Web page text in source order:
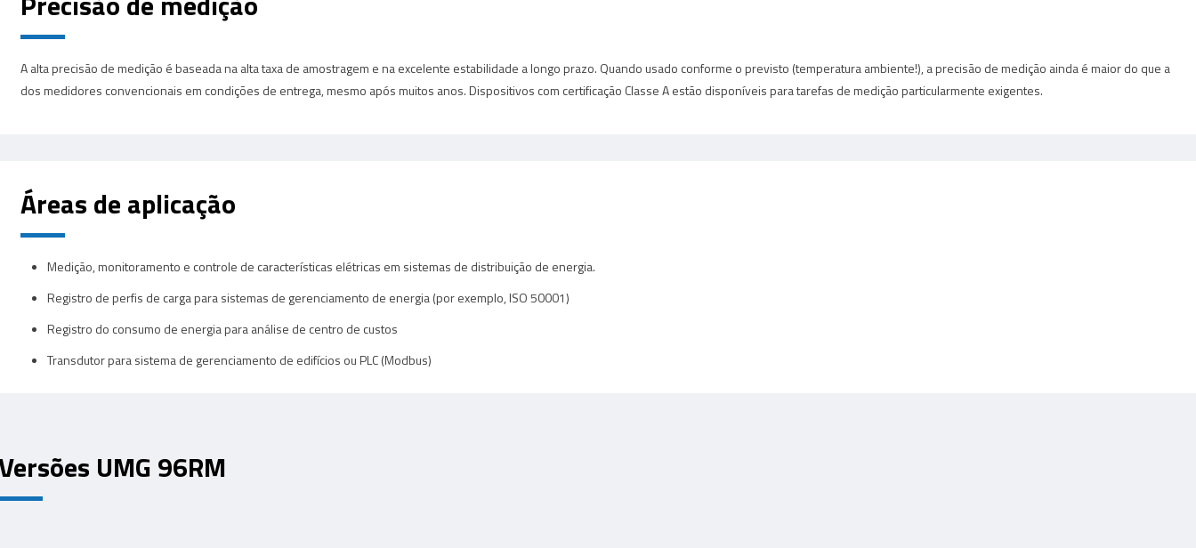
A alta precisão de medição é baseada na alta taxa de amostragem e na excelente estabilidade a longo prazo. Quando usado conforme o previsto (temperatura ambiente!), a precisão de medição ainda é maior do que a
dos medidores convencionais em condições de entrega, mesmo após muitos anos. Dispositivos com certificação Classe A estão disponíveis para tarefas de medição particularmente exigentes.
Áreas de aplicação
Medição, monitoramento e controle de características elétricas em sistemas de distribuição de energia.
Registro de perfis de carga para sistemas de gerenciamento de energia (por exemplo, ISO 50001)
Registro do consumo de energia para análise de centro de custos
Transdutor para sistema de gerenciamento de edifícios ou PLC (Modbus)
UMG 96RM